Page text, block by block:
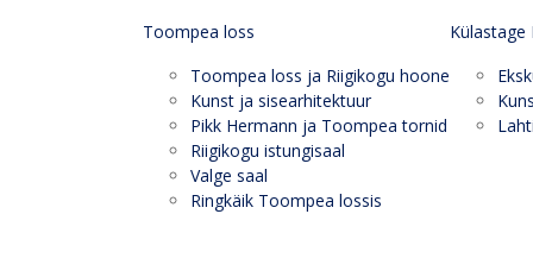
Toompea loss
Toompea loss ja Riigikogu hoone
Kunst ja sisearhitektuur
Pikk Hermann ja Toompea tornid
Riigikogu istungisaal
Valge saal
Ringkäik Toompea lossis
Külastage